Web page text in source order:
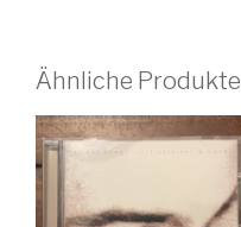
Ähnliche Produkte